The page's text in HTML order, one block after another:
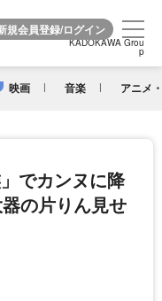
KADOKAWA Grou
p
映画 音楽 アニメ
KADOKAWA Grou
p
でカンヌに降
の片りん見せ